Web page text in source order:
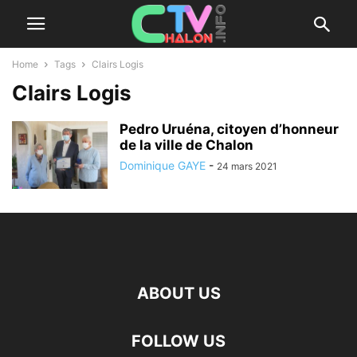
Home Tags Clairs Logis
Clairs Logis
Pedro Uruéna, citoyen d’honneur
de la ville de Chalon
Dominique GAYE - 24 mars 2021
ABOUT US
FOLLOW US